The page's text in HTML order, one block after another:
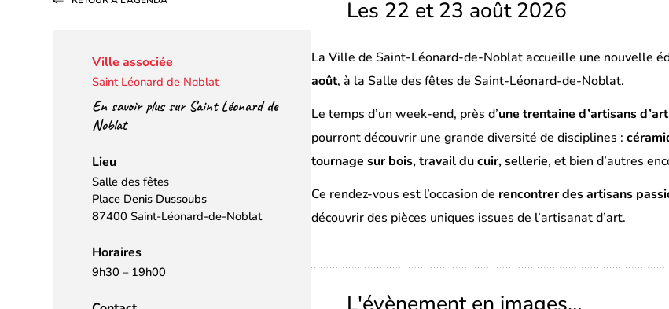
Les 22 et 23 août 2026
La Ville deSaint-Léonard-de-Noblataccueille une nouvelle
août, à laSalle des fêtes de Saint-Léonard-de-Noblat.
Le temps d’un week-end, près d’une trentaine d’artisans d’art
pourront découvrir une grande diversité de disciplines :
tournage sur bois, travail du cuir, sellerie, et bien d’autres
Ce rendez-vous est l’occasion de rencontrer des artisans
découvrir des pièces uniques issues de l’artisanat d’art.
Ville associée
Saint Léonard de Noblat
En savoir plus sur Saint Léonard de
Noblat
Lieu
Salle des fêtes
Place Denis Dussoubs
87400 Saint-Léonard-de-Noblat
Horaires
9h30 – 19h00